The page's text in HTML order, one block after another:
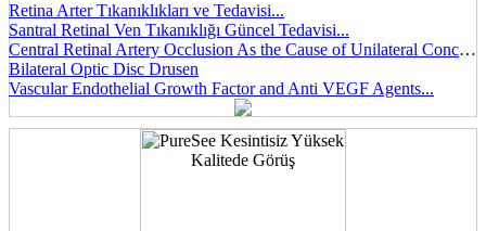
Retina Arter Tıkanıklıkları ve Tedavisi...
Santral Retinal Ven Tıkanıklığı Güncel Tedavisi...
Central Retinal Artery Occlusion As the Cause of Unilateral Concentric Narrowing of Visual Field and Presence of Cilioretinal Artery...
Bilateral Optic Disc Drusen
Vascular Endothelial Growth Factor and Anti VEGF Agents...